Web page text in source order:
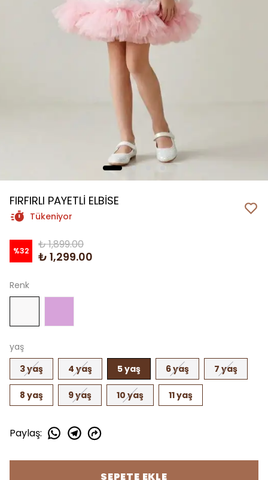
FIRFIRLI PAYETLİ ELBİSE
Tükeniyor
%32 ₺ 1,899.00
₺ 1,299.00
Renk
yaş
3 yaş
4 yaş 5 yaş 6 yaş 7 yaş
8 yaş 9 yaş 10 yaş 11 yaş
Paylaş:
SEPETE EKLE